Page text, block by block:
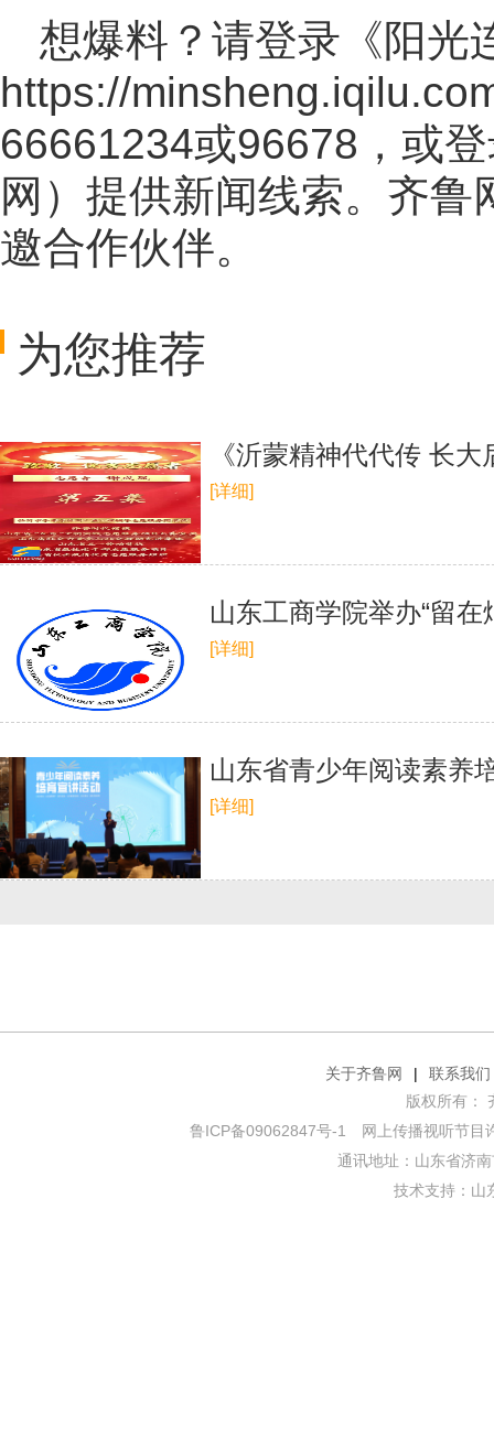
想爆料？请登录《阳光
https://
66661234或96678，或
网 ）提供新闻线索。齐鲁
邀合作伙伴。
为您推荐
《沂蒙精神代代传 长
[详细]
山东工商学院举办“留
[详细]
山东省青少年阅读素养
[详细]
关于齐鲁网 |
联系我们
版权所有：
鲁ICP备09062847号-1
网上传播视听节目
通讯地址：山东省济
技术支持： 山